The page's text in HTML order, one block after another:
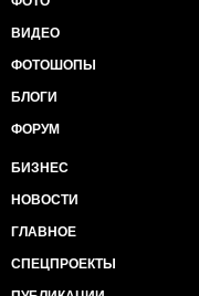
ВИДЕО
ФОТОШОПЫ
БЛОГИ
ФОРУМ
БИЗНЕС
НОВОСТИ
ГЛАВНОЕ
СПЕЦПРОЕКТЫ